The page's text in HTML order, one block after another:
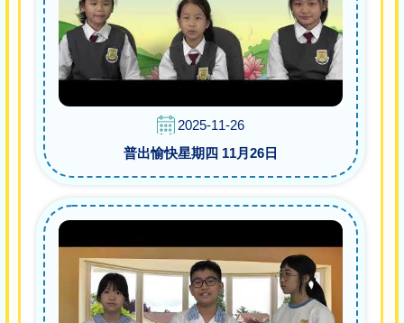
2025-11-26
普出愉快星期四 11月26日